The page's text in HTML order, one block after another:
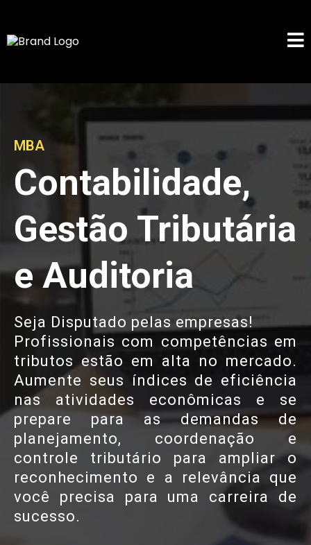
MBA
Contabilidade,
Gestão Tributária
e Auditoria
Seja Disputado pelas empresas!
Profissionais com competências em
tributos estão em alta no mercado.
Aumente seus índices de eficiência
nas atividades econômicas e se
prepare para as demandas de
planejamento, coordenação e
controle tributário para ampliar o
reconhecimento e a relevância que
você precisa para uma carreira de
sucesso.